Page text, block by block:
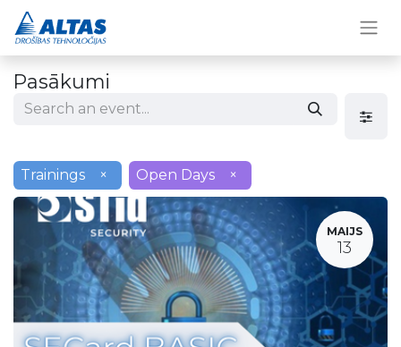
Pasākumi
Trainings × Open Days ×
MAIJS
13